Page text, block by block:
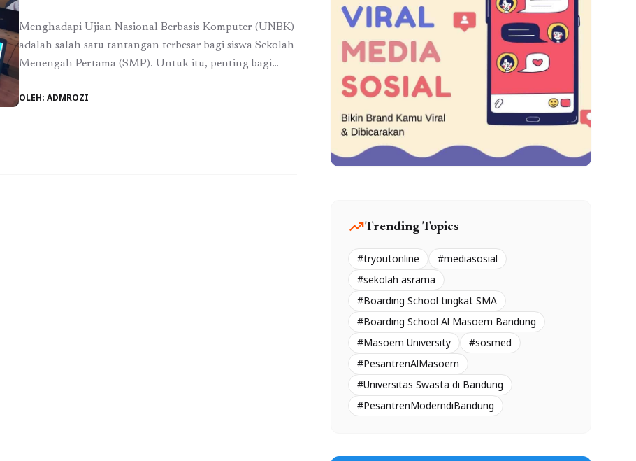
Menghadapi Ujian Nasional Berbasis Komputer (UNBK)
adalah salah satu tantangan terbesar bagi siswa Sekolah
Menengah Pertama (SMP). Untuk itu, penting bagi
satunya melalui tryout online SMP UNBK. Dengan
OLEH: ADMROZI
trending_upTrending Topics
#tryoutonline
#mediasosial
#sekolah asrama
#Boarding School tingkat SMA
#Boarding School Al Masoem Bandung
#Masoem University
#sosmed
#PesantrenAlMasoem
#Universitas Swasta di Bandung
#PesantrenModerndiBandung